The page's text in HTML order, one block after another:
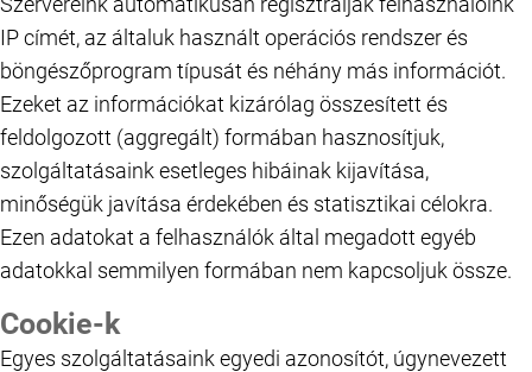
IP címét, az általuk használt operációs rendszer és
böngészőprogram típusát és néhány más információt.
Ezeket az információkat kizárólag összesített és
feldolgozott (aggregált) formában hasznosítjuk,
szolgáltatásaink esetleges hibáinak kijavítása,
minőségük javítása érdekében és statisztikai célokra.
Ezen adatokat a felhasználók által megadott egyéb
adatokkal semmilyen formában nem kapcsoljuk össze.
Cookie-k
Egyes szolgáltatásaink egyedi azonosítót, úgynevezett